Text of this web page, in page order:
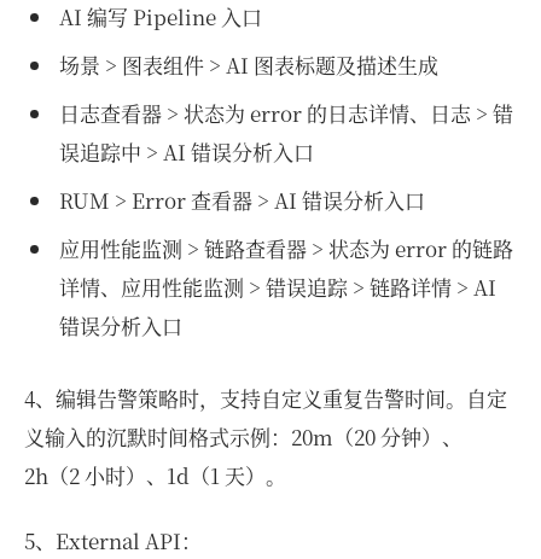
AI 编写 Pipeline 入口
场景 > 图表组件 > AI 图表标题及描述生成
日志查看器 > 状态为 error 的日志详情、日志 > 错
误追踪中 > AI 错误分析入口
RUM > Error 查看器 > AI 错误分析入口
应用性能监测 > 链路查看器 > 状态为 error 的链路
详情、应用性能监测 > 错误追踪 > 链路详情 > AI
错误分析入口
4、编辑告警策略时，支持自定义重复告警时间。自定
义输入的沉默时间格式示例：20m（20 分钟）、
2h（2 小时）、1d（1 天）。
5、External API：